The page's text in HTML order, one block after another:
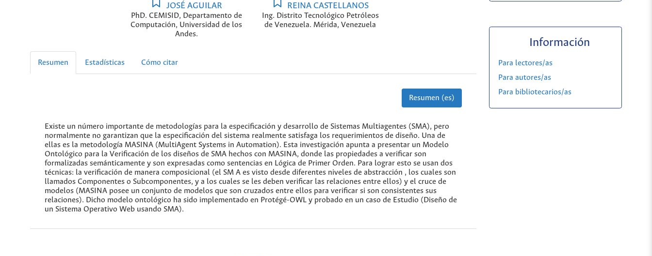
JOSÉ AGUILAR
PhD. CEMISID, Departamento de
Computación, Universidad de los
Andes.
REINA CASTELLANOS
Ing. Distrito Tecnológico Petróleos
de Venezuela. Mérida, Venezuela
Resumen Estadísticas Cómo citar
Resumen (es)
Existe un número importante de metodologías para la especificación y desarrollo de Sistemas Multiagentes (SMA), pero
normalmente no garantizan que la especificación del sistema realmente satisfaga los requerimientos de diseño. Una de
ellas es la metodología MASINA (MultiAgent Systems in Automation). Esta investigación apunta a presentar un Modelo
Ontológico para la Verificación de los diseños de SMA hechos con MASINA, donde las propiedades a verificar son
formalizadas semánticamente y son expresadas como sentencias en Lógica de Primer Orden. Para lograr esto se usan dos
técnicas: la verificación de manera composicional (el SM A es visto desde diferentes niveles de abstracción , los cuales son
llamados Componentes o Subcomponentes, y a los cuales se les deben verificar las relaciones entre ellos) y el cruce de
modelos (MASINA posee un conjunto de modelos que son cruzados entre ellos para verificar si son consistentes sus
relaciones). Dicho modelo ontológico ha sido implementado en Protégé-OWL y probado en un caso de Estudio (Diseño de
un Sistema Operativo Web usando SMA).
Información
Para lectores/as
Para autores/as
Para bibliotecarios/as